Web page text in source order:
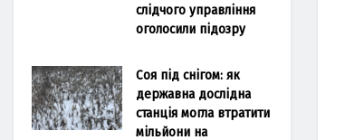
слідчого управління
оголосили підозру
Соя під снігом: як
державна дослідна
станція могла втратити
мільйони на